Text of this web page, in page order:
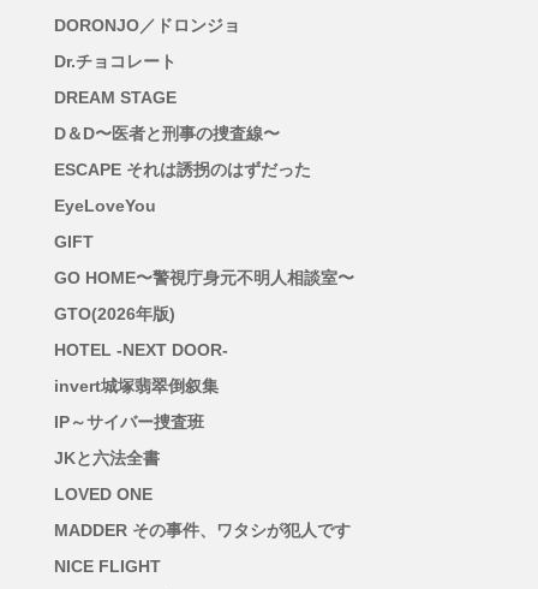
DORONJO／ドロンジョ
Dr.チョコレート
DREAM STAGE
D＆D〜医者と刑事の捜査線〜
ESCAPE それは誘拐のはずだった
EyeLoveYou
GIFT
GO HOME〜警視庁身元不明人相談室〜
GTO(2026年版)
HOTEL -NEXT DOOR-
invert城塚翡翠倒叙集
IP～サイバー捜査班
JKと六法全書
LOVED ONE
MADDER その事件、ワタシが犯人です
NICE FLIGHT